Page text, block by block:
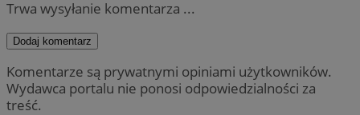
Trwa wysyłanie komentarza ...
Dodaj komentarz
Komentarze są prywatnymi opiniami użytkowników.
Wydawca portalu nie ponosi odpowiedzialności za
treść.